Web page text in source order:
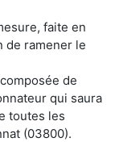
faite en
de ramener le
de
qui saura
toutes les
(03800).